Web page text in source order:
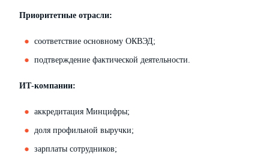
Приоритетные отрасли:
соответствие основному ОКВЭД;
подтверждение фактической деятельности.
ИТ-компании:
аккредитация Минцифры;
доля профильной выручки;
зарплаты сотрудников;